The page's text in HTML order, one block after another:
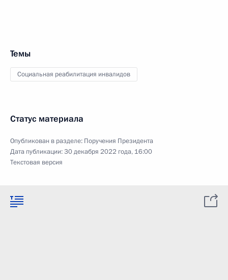
Темы
Социальная реабилитация инвалидов
Статус материала
Опубликован в разделе: Поручения Президента
Дата публикации:30 декабря 2022 года, 16:00
Текстовая версия